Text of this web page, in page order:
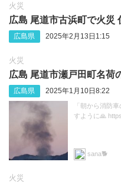
火災
広島 尾道市古浜町で火災
広島県 2025年2月13日1:15
火災
広島 尾道市瀬戸田町名荷
広島県 2025年1月10日8:22
「朝から消防
すように🙏
sana🐕️
火災